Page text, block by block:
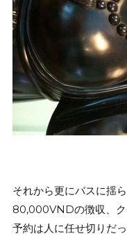
それから更にバスに揺
80,000VNDの徴収、ク
予約は人に任せ切りだ